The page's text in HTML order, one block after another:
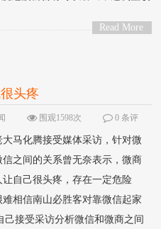
Read More
头疼
围观1598次
0 条评
大马化腾接受媒体采访，针对微
信之间的关系曾无奈表示，微商
让自己很头疼，存在一定危险
难相信南山必胜客对靠微信起家
接受采访分析微信和微商之间